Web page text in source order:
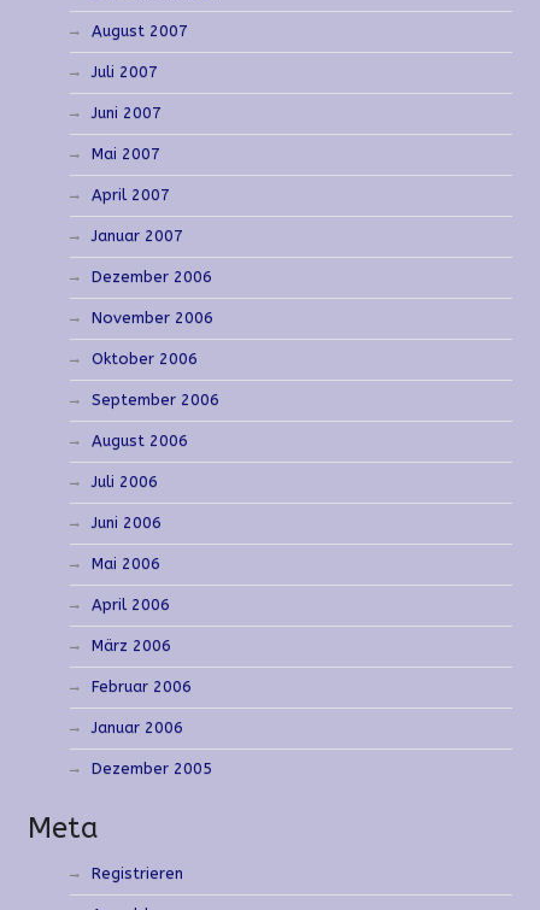
August 2007
Juli 2007
Juni 2007
Mai 2007
April 2007
Januar 2007
Dezember 2006
November 2006
Oktober 2006
September 2006
August 2006
Juli 2006
Juni 2006
Mai 2006
April 2006
März 2006
Februar 2006
Januar 2006
Dezember 2005
Meta
Registrieren